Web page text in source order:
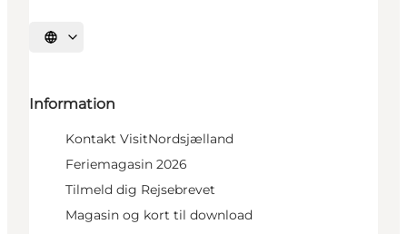
Vælg sprog
Information
Kontakt VisitNordsjælland
Feriemagasin 2026
Tilmeld dig Rejsebrevet
Magasin og kort til download